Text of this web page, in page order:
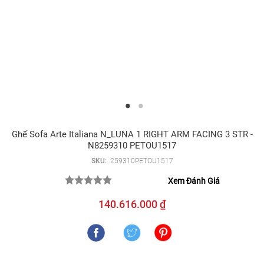
Ghế Sofa Arte Italiana N_LUNA 1 RIGHT ARM FACING 3 STR -
N8259310 PETOU1517
SKU: 259310PETOU1517
Xem Đánh Giá
140.616.000 ₫